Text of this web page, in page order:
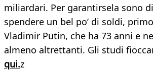
miliardari. Per garantirsela sono
spendere un bel po’ di soldi,
Vladimir Putin, che ha 73 anni e
almeno altrettanti. Gli studi
qui.z